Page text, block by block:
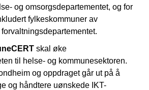
og omsorgsdepartementet, og for
fylkeskommuner av
skal øke
til helse- og kommunesektoren.
og oppdraget går ut på å
og håndtere uønskede IKT-